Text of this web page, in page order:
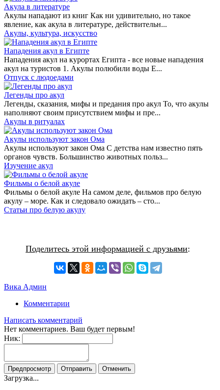
Акула в литературе
Акулы нападают из книг Как ни удивительно, но такое
явление, как акула в литературе, действительн...
Акулы, культура, искусство
Нападения акул в Египте
Нападения акул на курортах Египта - все новые нападения
акул на туристов 1. Акулы полюбили воды Е...
Отпуск с людоедами
Легенды про акул
Легенды, сказания, мифы и предания про акул То, что акулы
наполняют своим присутствием мифы и пре...
Акулы в ритуалах
Акулы используют закон Ома
Акулы используют закон Ома С детства нам известно пять
органов чувств. Большинство животных польз...
Изучение акул
Фильмы о белой акуле
Фильмы о белой акуле На самом деле, фильмов про белую
акулу – море. Как и следовало ожидать – сто...
Статьи про белую акулу
Поделитесь этой информацией с друзьями:
Вика Админ
Комментарии
Написать комментарий
Нет комментариев. Ваш будет первым!
Ник:
Загрузка...